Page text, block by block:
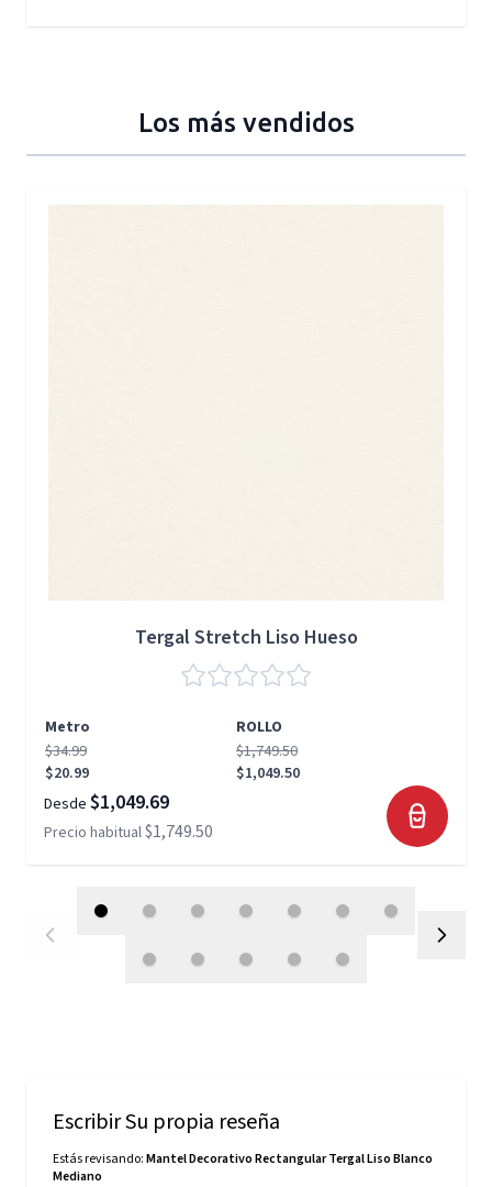
Los más vendidos
Tergal Stretch Liso Hueso
Metro
ROLLO
$34.99
$20.99
$1,749.50
$1,049.50
Desde $1,049.69
Precio habitual$1,749.50
Escribir Su propia reseña
Estás revisando:Mantel Decorativo Rectangular Tergal Liso Blanco
Mediano